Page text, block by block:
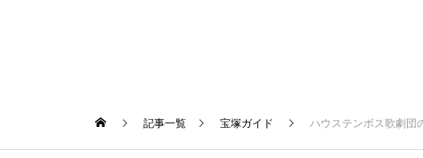
記事一覧 宝塚ガイド ハウステンボス歌劇団